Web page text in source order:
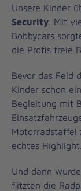
Unsere Kinder
Security. Mit
Bobbycars
die Profis freie
Bevor das Feld
Kinder schon
Begleitung mit
Motorradstaffel
echtes Highlight.
Und dann
flitzten die